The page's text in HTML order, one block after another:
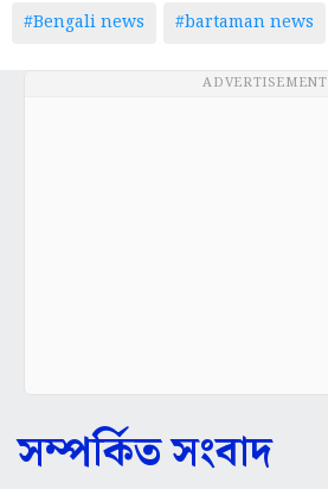
#Bengali news #bartaman news
ADVERTISEMENT
সম্পর্কিত সংবাদ